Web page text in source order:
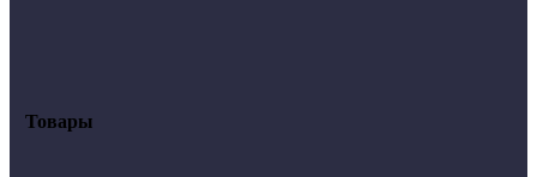
Товары